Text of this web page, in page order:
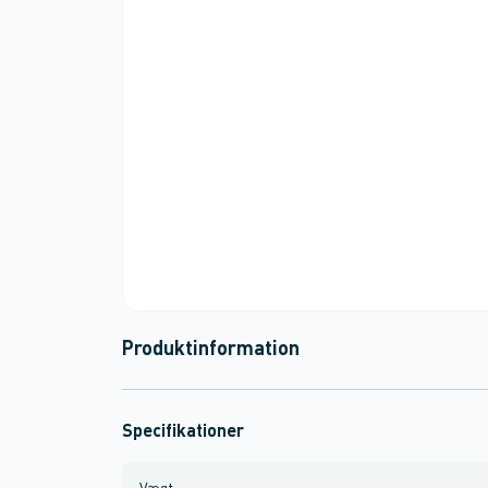
Produktinformation
Specifikationer